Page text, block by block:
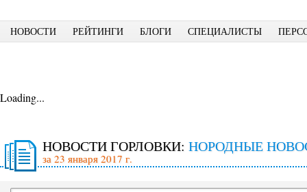
НОВОСТИ РЕЙТИНГИ БЛОГИ СПЕЦИАЛИСТЫ
Loading...
НОВОСТИ ГОРЛОВКИ: НОРОДНЫЕ
за 23 января 2017 г.